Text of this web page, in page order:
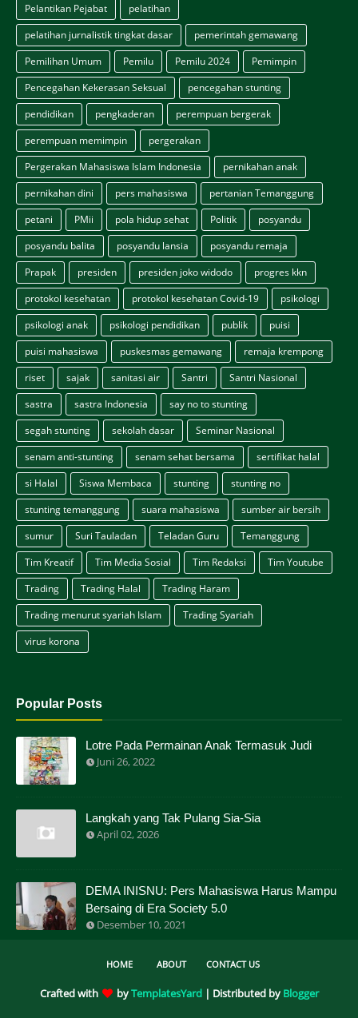
Pelantikan Pejabat
pelatihan
pelatihan jurnalistik tingkat dasar
pemerintah gemawang
Pemilihan Umum
Pemilu Pemilu 2024
Pemimpin
Pencegahan Kekerasan Seksual
pencegahan stunting
pendidikan
pengkaderan
perempuan bergerak
perempuan memimpin
pergerakan
Pergerakan Mahasiswa Islam Indonesia
pernikahan anak
pernikahan dini
pers mahasiswa
pertanian Temanggung
petani
PMii pola hidup sehat Politik
posyandu
posyandu balita
posyandu lansia
posyandu remaja
Prapak
presiden presiden joko widodo
progres kkn
protokol kesehatan
protokol kesehatan Covid-19
psikologi
psikologi anak
psikologi pendidikan publik
puisi
puisi mahasiswa
puskesmas gemawang
remaja krempong
riset
sajak sanitasi air Santri
Santri Nasional
sastra
sastra Indonesia
say no to stunting
segah stunting
sekolah dasar
Seminar Nasional
senam anti-stunting
senam sehat bersama
sertifikat halal
si Halal
Siswa Membaca stunting
stunting no
stunting temanggung
suara mahasiswa
sumber air bersih
sumur
Suri Tauladan Teladan Guru
Temanggung
Tim Kreatif
Tim Media Sosial Tim Redaksi
Tim Youtube
Trading
Trading Halal
Trading Haram
Trading menurut syariah Islam
Trading Syariah
virus korona
Popular Posts
Lotre Pada Permainan Anak Termasuk Judi
Juni 26, 2022
Langkah yang Tak Pulang Sia-Sia
April 02, 2026
DEMA INISNU: Pers Mahasiswa Harus Mampu
Bersaing di Era Society 5.0
Desember 10, 2021
HOME ABOUT CONTACT US
Crafted with byTemplatesYard| Distributed by Blogger